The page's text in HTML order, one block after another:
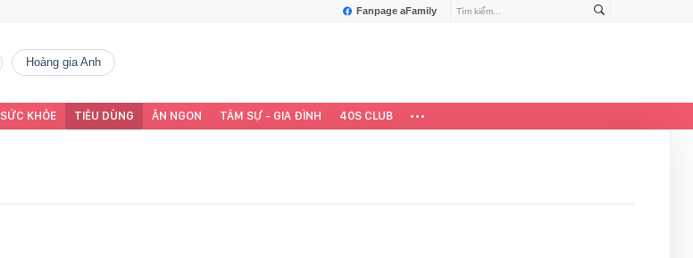
Fanpage aFamily
Hoàng gia Anh
SỨC KHỎE TIÊU DÙNG ĂN NGON TÂM SỰ - GIA ĐÌNH 40S CLUB